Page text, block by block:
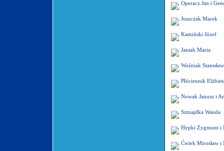
Operacz Jan i
Juszczak Marek
Kamiński Józef
Janiak Maria
Woźniak
Płóciennik
Nowak Janusz i
Szmajdka Wanda
Hypki Zygmunt i
Ćwiek Mirosław i